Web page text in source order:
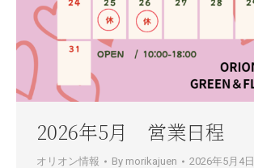
2026年5月 営業日程
オリオン情報 By morikajuen 2026年5月4日